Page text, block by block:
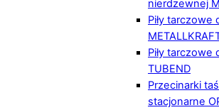
nierdzewnej
Piły tarczowe
Piły tarczowe
TUBEND
Przecinarki
stacjonarne